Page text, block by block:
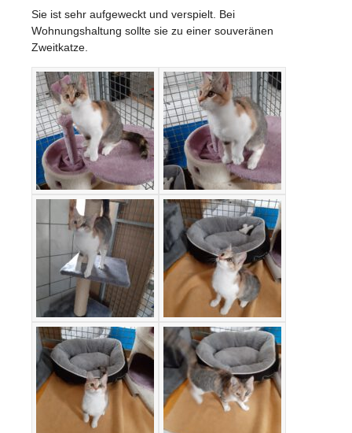
Sie ist sehr aufgeweckt und verspielt. Bei
Wohnungshaltung sollte sie zu einer souveränen
Zweitkatze.